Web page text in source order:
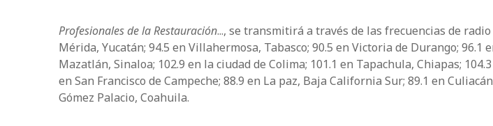
Profesionales de la Restauración..., se transmitirá a través de las frecuencias de
Mérida, Yucatán; 94.5 en Villahermosa, Tabasco; 90.5 en Victoria de Durango; 96.1
Mazatlán, Sinaloa; 102.9 en la ciudad de Colima; 101.1 en Tapachula, Chiapas;
en San Francisco de Campeche; 88.9 en La paz, Baja California Sur; 89.1 en
Gómez Palacio, Coahuila.